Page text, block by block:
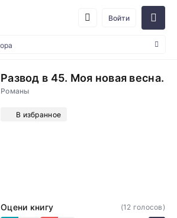
Войти
Развод в 45. Моя новая весна.
Романы
В избранное
Оцени книгу
(12 голосов)